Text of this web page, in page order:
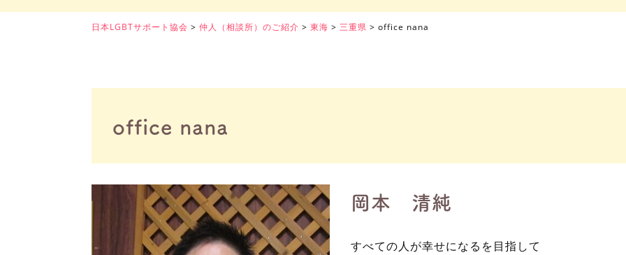
日本LGBTサポート協会 >仲人（相談所）のご紹介 >東海 >三重県 >office nana
office nana
岡本 清純
すべての人が幸せになるを目指して